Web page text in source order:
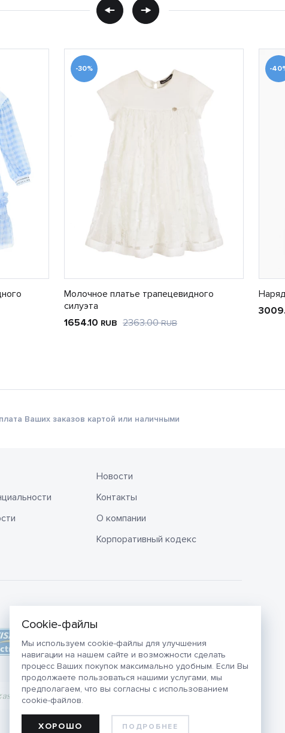
Мы используем cookie-файлы для улучшения
навигации на нашем сайте и возможности сделать
процесс Ваших покупок максимально удобным. Если Вы
продолжаете пользоваться нашими услугами, мы
предполагаем, что вы согласны с использованием
cookie-файлов.
ПОДРОБНЕЕ
ХОРОШО
-30%
Молочное платье трапецевидного
силуэта
1654.10 RUB 2363.00RUB
-
Ваших заказов картой или наличными
Новости
Контакты
О компании
Корпоративный кодекс